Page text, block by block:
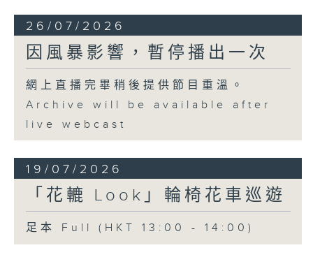
26/07/2026
因風暴影響，暫停播出一次
網上直播完畢稍後提供節目重溫。
Archive will be available after
live webcast
19/07/2026
「花轆 Look」輪椅花車巡遊
足本 Full (HKT 13:00 - 14:00)